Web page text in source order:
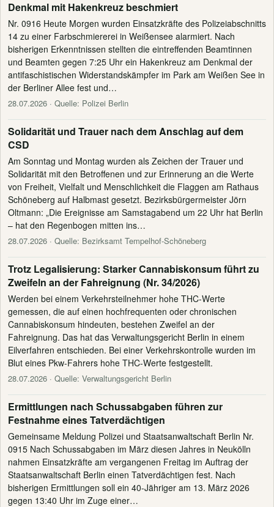
Denkmal mit Hakenkreuz beschmiert
Nr. 0916 Heute Morgen wurden Einsatzkräfte des Polizeiabschnitts
14 zu einer Farbschmiererei in Weißensee alarmiert. Nach
bisherigen Erkenntnissen stellten die eintreffenden Beamtinnen
und Beamten gegen 7:25 Uhr ein Hakenkreuz am Denkmal der
antifaschistischen Widerstandskämpfer im Park am Weißen See in
der Berliner Allee fest und…
28.07.2026 · Quelle: Polizei Berlin
Solidarität und Trauer nach dem Anschlag auf dem
CSD
Am Sonntag und Montag wurden als Zeichen der Trauer und
Solidarität mit den Betroffenen und zur Erinnerung an die Werte
von Freiheit, Vielfalt und Menschlichkeit die Flaggen am Rathaus
Schöneberg auf Halbmast gesetzt. Bezirksbürgermeister Jörn
Oltmann: „Die Ereignisse am Samstagabend um 22 Uhr hat Berlin
– hat den Regenbogen mitten ins…
28.07.2026 · Quelle: Bezirksamt Tempelhof-Schöneberg
Trotz Legalisierung: Starker Cannabiskonsum führt zu
Zweifeln an der Fahreignung (Nr. 34/2026)
Werden bei einem Verkehrsteilnehmer hohe THC-Werte
gemessen, die auf einen hochfrequenten oder chronischen
Cannabiskonsum hindeuten, bestehen Zweifel an der
Fahreignung. Das hat das Verwaltungsgericht Berlin in einem
Eilverfahren entschieden. Bei einer Verkehrskontrolle wurden im
Blut eines Pkw-Fahrers hohe THC-Werte festgestellt.
28.07.2026 · Quelle: Verwaltungsgericht Berlin
Ermittlungen nach Schussabgaben führen zur
Festnahme eines Tatverdächtigen
Gemeinsame Meldung Polizei und Staatsanwaltschaft Berlin Nr.
0915 Nach Schussabgaben im März diesen Jahres in Neukölln
nahmen Einsatzkräfte am vergangenen Freitag im Auftrag der
Staatsanwaltschaft Berlin einen Tatverdächtigen fest. Nach
bisherigen Ermittlungen soll ein 40-Jähriger am 13. März 2026
gegen 13:40 Uhr im Zuge einer…